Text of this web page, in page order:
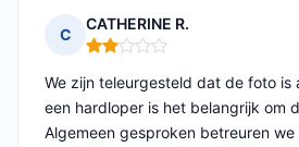
C
CATHERINE R.
Opmerking: 2 van 5
We zijn teleurgesteld dat de foto is
een hardloper is het belangrijk om
Algemeen gesproken betreuren